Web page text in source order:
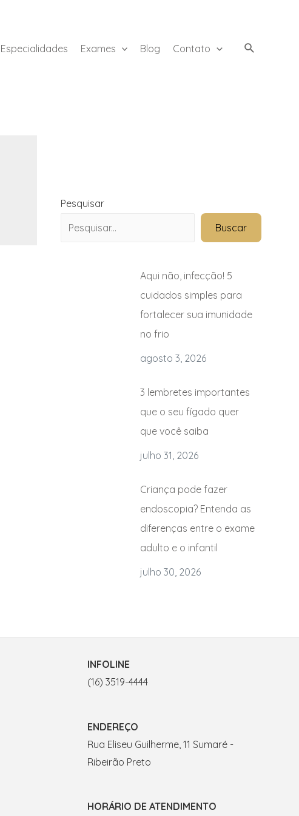
Especialidades Exames Blog Contato
Pesquisar
Buscar
Aqui não, infecção! 5
cuidados simples para
fortalecer sua imunidade
no frio
agosto 3, 2026
3 lembretes importantes
que o seu fígado quer
que você saiba
julho 31, 2026
Criança pode fazer
endoscopia? Entenda as
diferenças entre o exame
adulto e o infantil
julho 30, 2026
INFOLINE
(16) 3519-4444
ENDEREÇO
Rua Eliseu Guilherme, 11 Sumaré -
Ribeirão Preto
HORÁRIO DE ATENDIMENTO